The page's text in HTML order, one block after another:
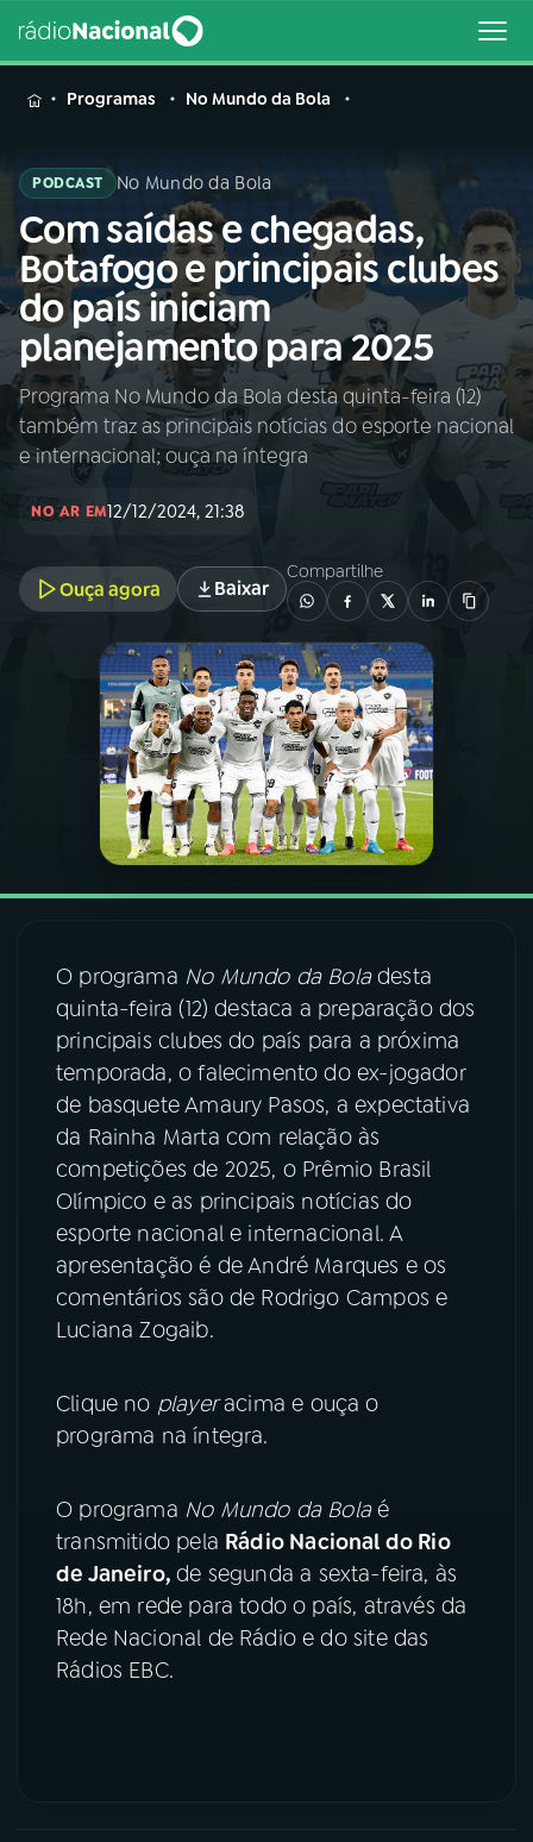
MENU
Buscar
na
Rádio
Nacional
Buscar
AO VIVO
01 INÍCIO
02A RÁDIO
03PROGRAMAÇÃO
PROGRAMAS
PODCASTS
VIDEOCASTS
07ÚLTIMAS
08FESTIVAL DE MÚSICA
ACOMPANHE A RÁDIO NACIONAL
YouTube Facebook
Instagram X
TikTok
Programas No Mundo da Bola
PODCAST No Mundo da Bola
Com saídas e chegadas,
Botafogo e principais clubes
do país iniciam
planejamento para 2025
Programa No Mundo da Bola desta quinta-feira (12)
também traz as principais notícias do esporte nacional
e internacional; ouça na íntegra
NO AR EM12/12/2024, 21:38
Ouça agora Baixar
Compartilhe
O programa No Mundo da Boladesta
quinta-feira (12) destaca a preparação dos
principais clubes do país para a próxima
temporada, o falecimento do ex-jogador
de basquete Amaury Pasos, a expectativa
da Rainha Marta com relação às
competições de 2025, o Prêmio Brasil
Olímpico e as principais notícias do
esporte nacional e internacional. A
apresentação é de André Marques e os
comentários são de Rodrigo Campos e
Luciana Zogaib.
Clique no playeracima e ouça o
programa na íntegra.
O programa No Mundo da Bolaé
transmitido pela Rádio Nacional do Rio
de Janeiro,de segunda a sexta-feira, às
18h, em rede para todo o país, através da
Rede Nacional de Rádio e do site das
Rádios EBC.